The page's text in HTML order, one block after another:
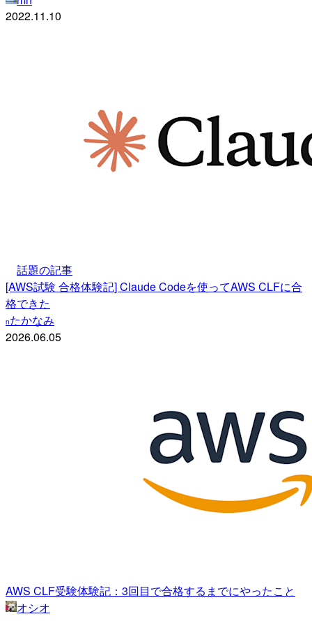
2022.11.10
話題の記事
[AWS試験 合格体験記] Claude Codeを使ってAWS CLFに合
格できた
nたかなみ
2026.06.05
AWS CLF受験体験記：3回目で合格するまでにやったこと
オシオ